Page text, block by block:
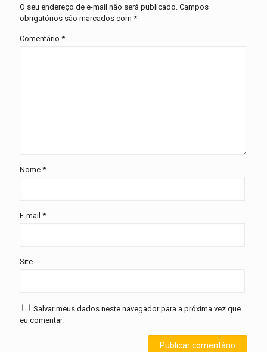
O seu endereço de e-mail não será publicado. Campos
obrigatórios são marcados com *
Comentário *
Nome *
E-mail *
Site
Salvar meus dados neste navegador para a próxima vez que
eu comentar.